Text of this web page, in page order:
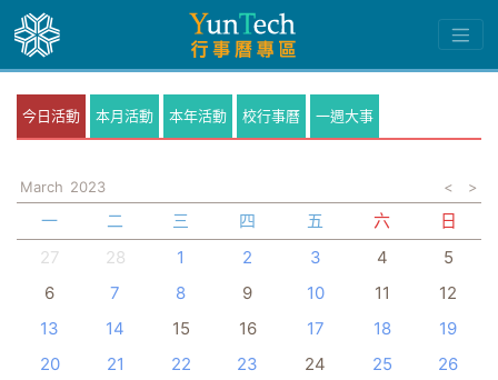
今日活動 本月活動 本年活動 校行事曆 一週大事
March 2023 < >
一 二 三 四 五 六
日
27
28 1 2 3 4
5
6
7 8 9 10 11
12
13
14 15 16 17 18
19
20
21 22 23 24 25
26